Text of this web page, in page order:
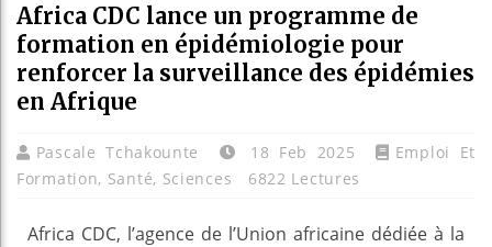
Africa CDC lance un programme de
formation en épidémiologie pour
renforcer la surveillance des épidémies
en Afrique
Pascale Tchakounte 18 Feb 2025
Emploi Et
Formation, Santé, Sciences 6822 Lectures
Africa CDC, l’agence de l’Union africaine dédiée à la